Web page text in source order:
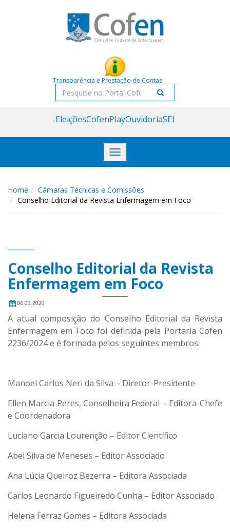
Transparência e Prestação de Contas
Pesquisar
EleiçõesCofenPlayOuvidoriaSEI
Toggle
navigation
Home
Câmaras Técnicas e Comissões
Conselho Editorial da Revista Enfermagem em Foco
Conselho Editorial da Revista
Enfermagem em Foco
06.03.2020
A atual composição do Conselho Editorial da Revista
Enfermagem em Foco foi definida pela Portaria Cofen
2236/2024 e é formada pelos seguintes membros:
Manoel Carlos Neri da Silva – Diretor-Presidente
Ellen Marcia Peres, Conselheira Federal – Editora-Chefe
e Coordenadora
Luciano Garcia Lourenção – Editor Científico
Abel Silva de Meneses – Editor Associado
Ana Lúcia Queiroz Bezerra – Editora Associada
Carlos Leonardo Figueiredo Cunha – Editor Associado
Helena Ferraz Gomes – Editora Associada